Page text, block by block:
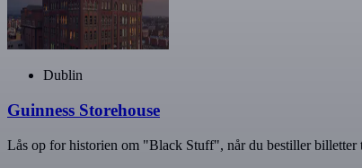
Dublin
Guinness Storehouse
Lås op for historien om "Black Stuff", når du bestiller